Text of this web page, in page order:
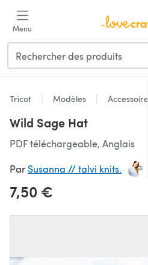
Menu
Tricot Modèles Accessoires
Wild Sage Hat
PDF téléchargeable, Anglais
Par Susanna // talvi knits.
7,50 €